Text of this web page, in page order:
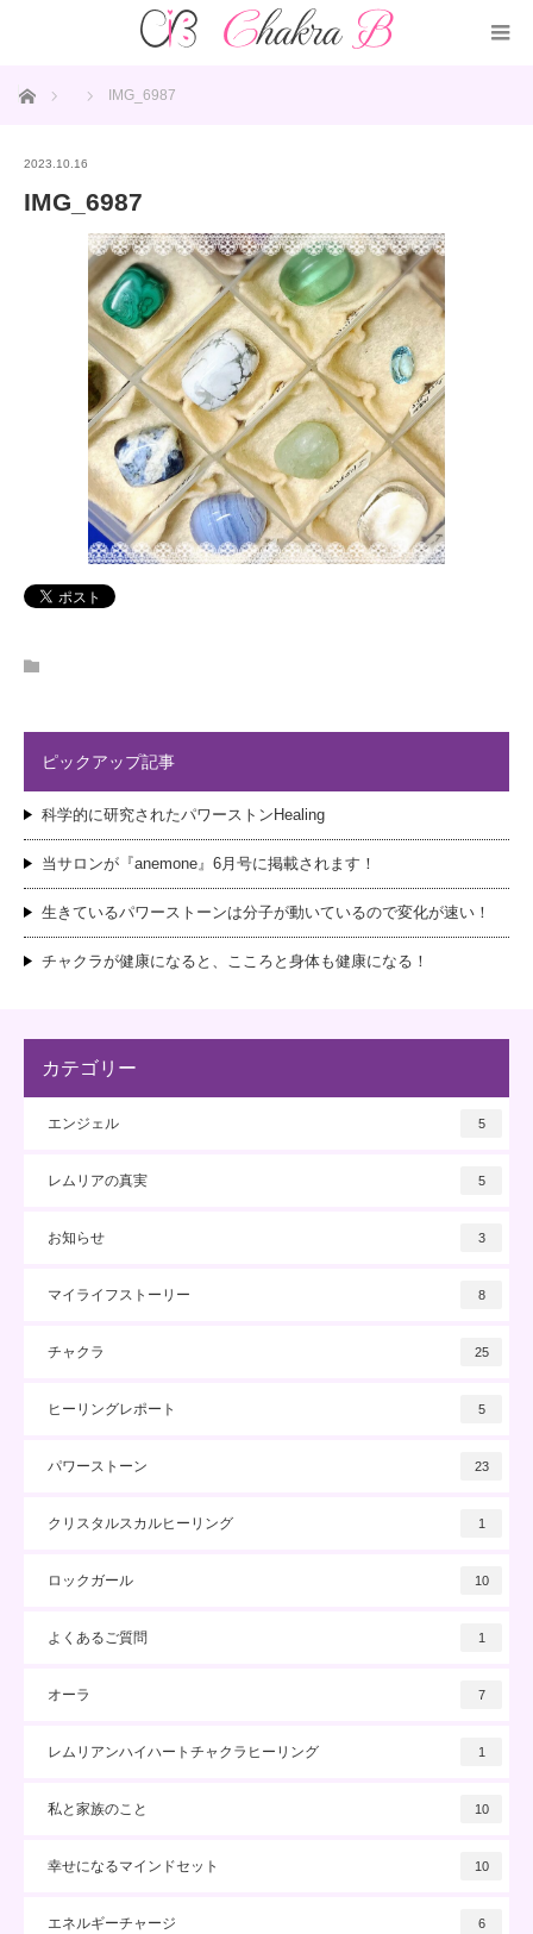
ホーム IMG_6987
2023.10.16
IMG_6987
ピックアップ記事
科学的に研究されたパワーストンHealing
当サロンが『anemone』6月号に掲載されます！
生きているパワーストーンは分子が動いているので変化が速い！
チャクラが健康になると、こころと身体も健康になる！
カテゴリー
エンジェル 5
レムリアの真実 5
お知らせ 3
マイライフストーリー 8
チャクラ 25
ヒーリングレポート 5
パワーストーン 23
クリスタルスカルヒーリング 1
ロックガール 10
よくあるご質問 1
オーラ 7
レムリアンハイハートチャクラヒーリング 1
私と家族のこと 10
幸せになるマインドセット 10
エネルギーチャージ 6